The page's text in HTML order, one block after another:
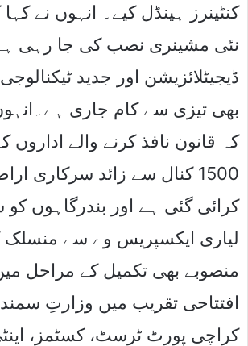
کنٹینرز ہینڈل کیے۔ انہوں نے کہا
نئی مشینری نصب کی جا رہی
ڈیجیٹلائزیشن اور جدید
بھی تیزی سے کام جاری ہے۔انہوں
کہ قانون نافذ کرنے والے اداروں
1500 کنال سے زائد سرکاری
کرائی گئی ہے اور بندرگاہوں کو
لیاری ایکسپریس وے سے منسلک
منصوبے بھی تکمیل کے مراحل
افتتاحی تقریب میں وزارتِ
کراچی پورٹ ٹرسٹ، کسٹمز،